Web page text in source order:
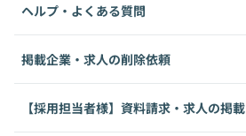
ヘルプ・よくある質問
掲載企業・求人の削除依頼
【採用担当者様】資料請求・求人の掲載